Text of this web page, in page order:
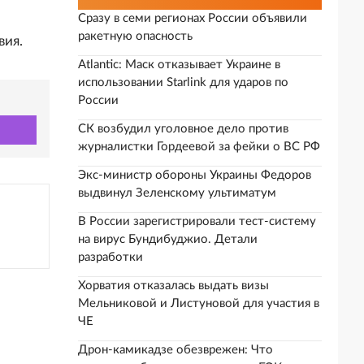
Сразу в семи регионах России объявили
ракетную опасность
Atlantic: Маск отказывает Украине в
использовании Starlink для ударов по
России
СК возбудил уголовное дело против
журналистки Гордеевой за фейки о ВС РФ
Экс-министр обороны Украины Федоров
выдвинул Зеленскому ультиматум
В России зарегистрировали тест-систему
на вирус Бундибуджио. Детали
разработки
Хорватия отказалась выдать визы
Мельниковой и Листуновой для участия в
ЧЕ
Дрон-камикадзе обезврежен: Что